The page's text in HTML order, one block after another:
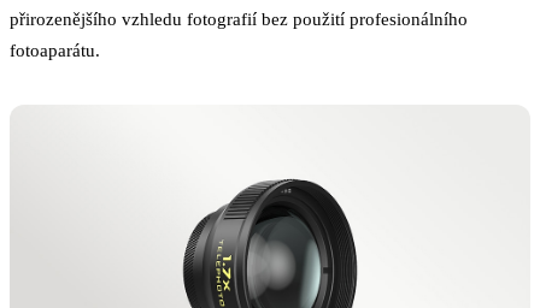
přirozenějšího vzhledu fotografií bez použití profesionálního
fotoaparátu.